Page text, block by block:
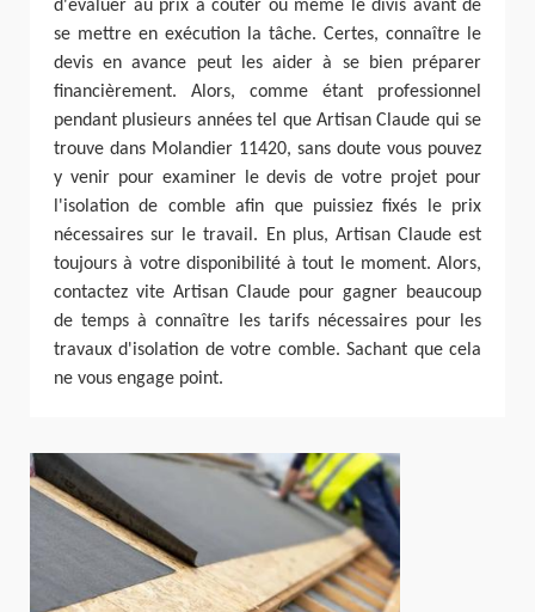
d'évaluer au prix à coûter ou même le divis avant de
se mettre en exécution la tâche. Certes, connaître le
devis en avance peut les aider à se bien préparer
financièrement. Alors, comme étant professionnel
pendant plusieurs années tel que Artisan Claude qui se
trouve dans Molandier 11420, sans doute vous pouvez
y venir pour examiner le devis de votre projet pour
l'isolation de comble afin que puissiez fixés le prix
nécessaires sur le travail. En plus, Artisan Claude est
toujours à votre disponibilité à tout le moment. Alors,
contactez vite Artisan Claude pour gagner beaucoup
de temps à connaître les tarifs nécessaires pour les
travaux d'isolation de votre comble. Sachant que cela
ne vous engage point.